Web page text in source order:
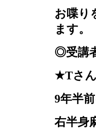
お喋り
ます。
◎受講
★Tさ
9年半
右半身